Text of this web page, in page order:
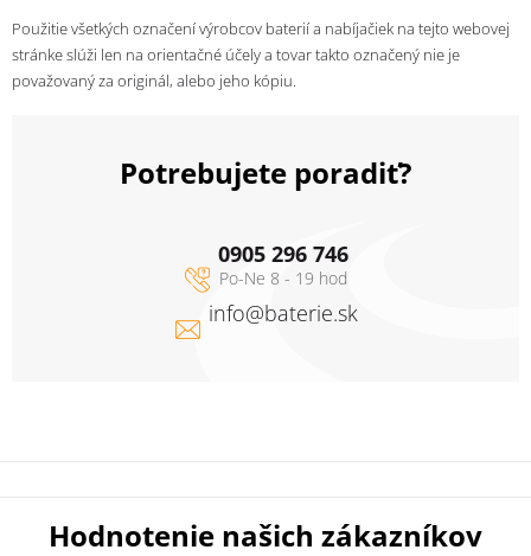
Použitie všetkých označení výrobcov baterií a nabíjačiek na tejto webovej
stránke slúži len na orientačné účely a tovar takto označený nie je
považovaný za originál, alebo jeho kópiu.
Potrebujete poradiť?
info@baterie.sk
0905 296 746
Hodnotenie našich zákazníkov